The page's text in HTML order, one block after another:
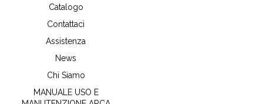
Catalogo
Contattaci
Assistenza
News
Chi Siamo
MANUALE USO E